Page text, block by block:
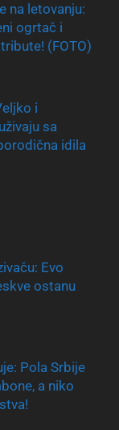
na letovanju:
ogrtač i
(FOTO)
i
sa
idila
Evo
ostanu
Pola Srbije
a niko